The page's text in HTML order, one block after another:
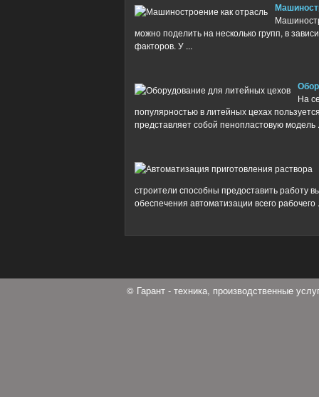
можно поделить на несколько групп, в
факторов. У ...
На
популярностью в литейных цехах
представляет собой пенопластовую модель
строители способны предоставить работу
обеспечения автоматизации всего рабочего
© Гарант - техника, производственные